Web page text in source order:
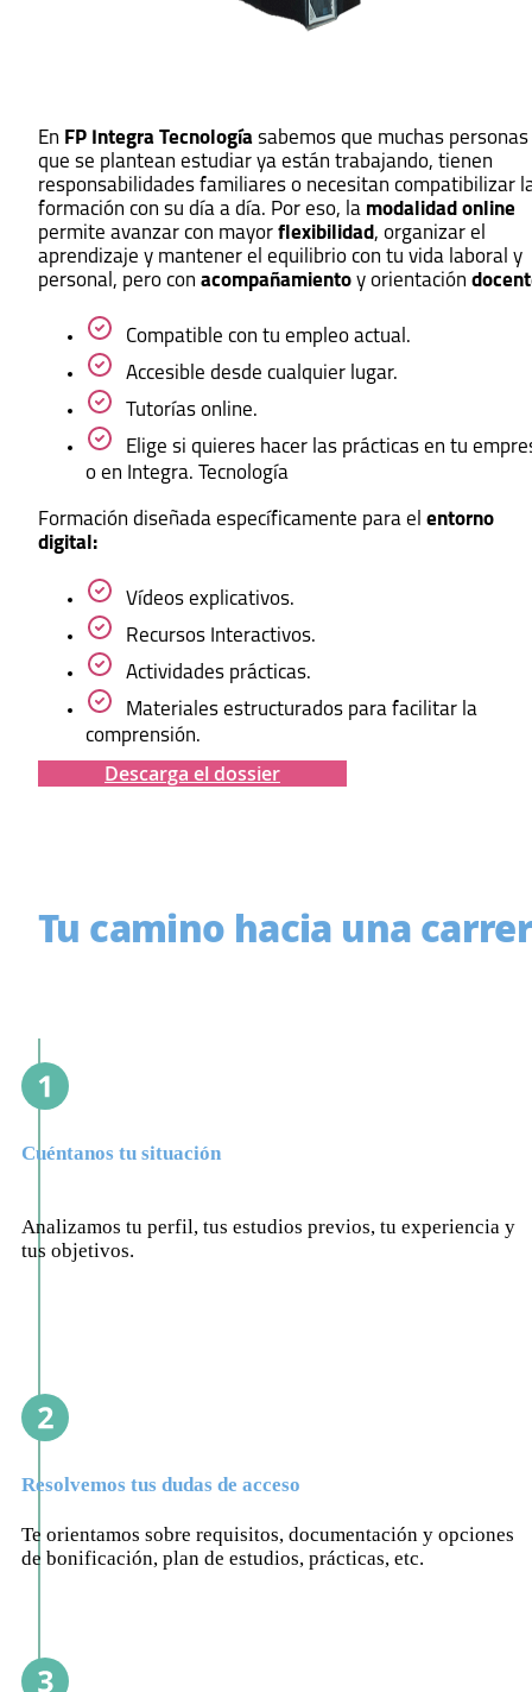
En FP Integra Tecnología sabemos que muchas personas
que se plantean estudiar ya están trabajando, tienen
responsabilidades familiares o necesitan compatibilizar
formación con su día a día. Por eso, la modalidad online
permite avanzar con mayor flexibilidad , organizar el
aprendizaje y mantener el equilibrio con tu vida laboral y
personal, pero con acompañamiento y orientación
Compatible con tu empleo actual.
Accesible desde cualquier lugar.
Tutorías online.
Elige si quieres hacer las prácticas en tu
o en Integra. Tecnología
Formación diseñada específicamente para el entorno
digital:
Vídeos explicativos.
Recursos Interactivos.
Actividades prácticas.
Materiales estructurados para facilitar la
comprensión.
Descarga el dossier
Tu camino hacia una
Cuéntanos tu situación
Analizamos tu perfil, tus estudios previos, tu experiencia y
tus objetivos.
Resolvemos tus dudas de acceso
Te orientamos sobre requisitos, documentación y opciones
de bonificación, plan de estudios, prácticas, etc.